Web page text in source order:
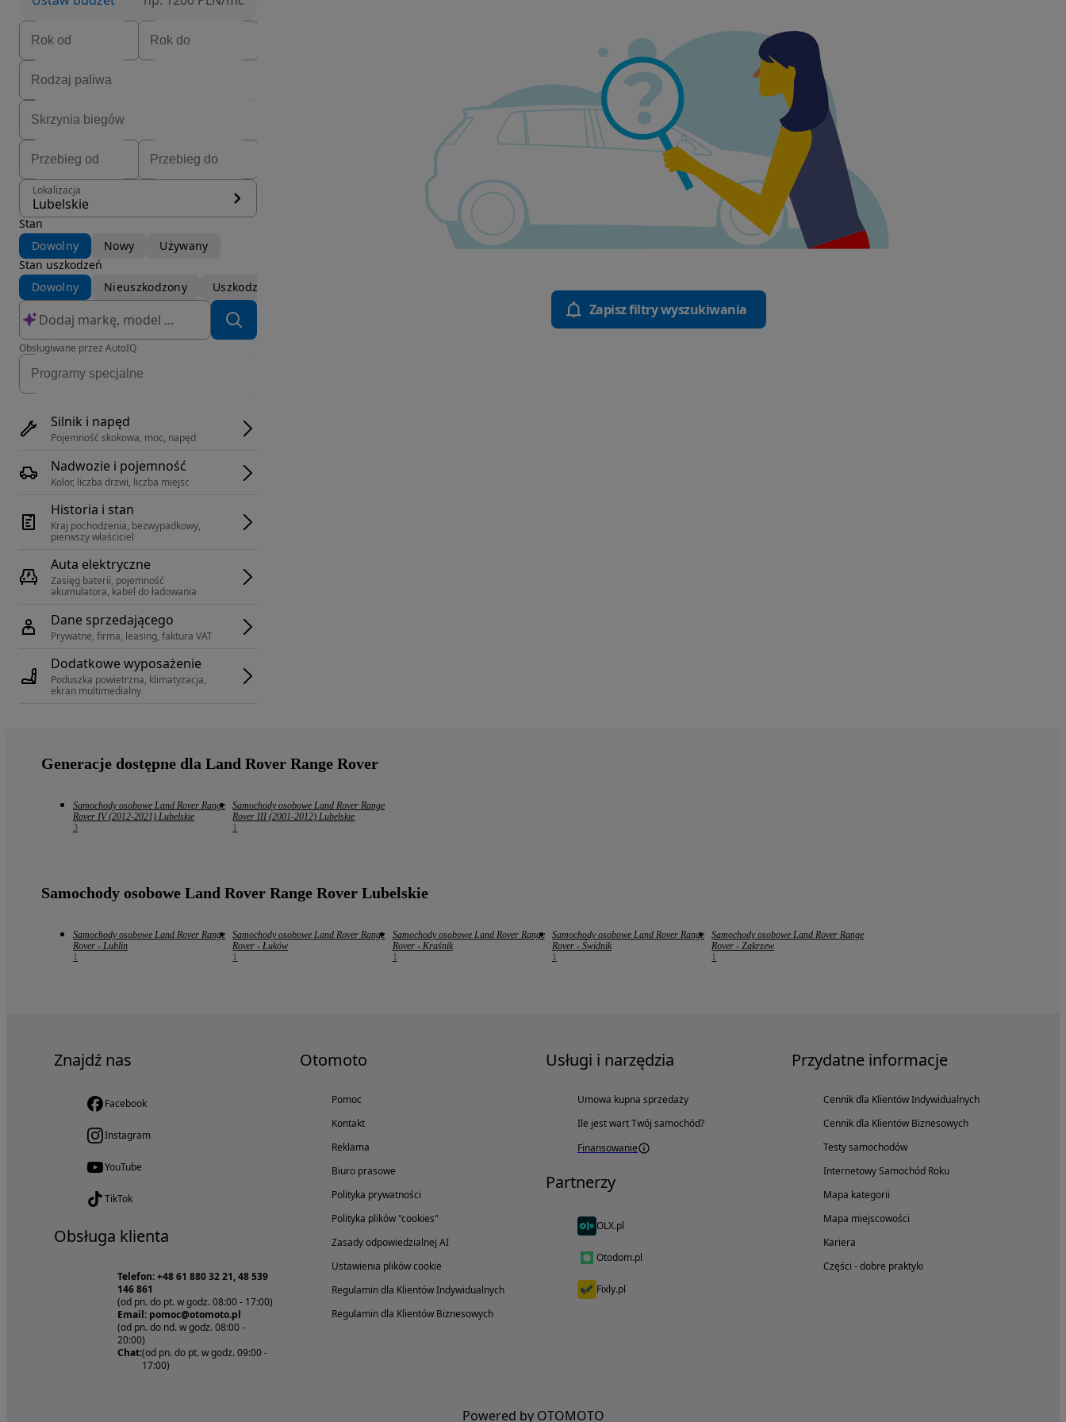
Lokalizacja
Lubelskie
Stan
Dowolny
Nowy
Używany
Stan uszkodzeń
Dowolny
Nieuszkodzony Uszkodzony
Obsługiwane przez AutoIQ
Silnik i napęd
Pojemność skokowa, moc, napęd
Nadwozie i pojemność
Kolor, liczba drzwi, liczba miejsc
Historia i stan
Kraj pochodzenia, bezwypadkowy,
pierwszy właściciel
Auta elektryczne
Zasięg baterii, pojemność
akumulatora, kabel do ładowania
Dane sprzedającego
Prywatne, firma, leasing, faktura VAT
Dodatkowe wyposażenie
Poduszka powietrzna, klimatyzacja,
ekran multimedialny
Zapisz filtry wyszukiwania
Generacje dostępne dla Land Rover Range Rover
Samochody osobowe Land Rover Range
Rover IV (2012-2021) Lubelskie
3
Samochody osobowe Land Rover Range
Rover III (2001-2012) Lubelskie
1
Samochody osobowe Land Rover Range Rover Lubelskie
Samochody osobowe Land Rover Range
Rover - Lublin
1
Samochody osobowe Land Rover Range
Rover - Łuków
1
Samochody osobowe Land Rover Range
Rover - Kraśnik
1
Samochody osobowe Land Rover Range
Rover - Świdnik
1
Samochody osobowe Land Rover Range
Rover - Zakrzew
1
Znajdź nas
Facebook
Instagram
YouTube
TikTok
Obsługa klienta
Telefon: +48 61 880 32 21, 48 539
146 861
(od pn. do pt. w godz. 08:00 - 17:00)
Email: pomoc@otomoto.pl
(od pn. do nd. w godz. 08:00 -
20:00)
Chat:(od pn. do pt. w godz. 09:00 -
17:00)
Otomoto
Pomoc
Kontakt
Reklama
Biuro prasowe
Polityka prywatności
Polityka plików "cookies"
Zasady odpowiedzialnej AI
Ustawienia plików cookie
Regulamin dla Klientów Indywidualnych
Regulamin dla Klientów Biznesowych
Usługi i narzędzia
Umowa kupna sprzedaży
Ile jest wart Twój samochód?
Finansowanie
Partnerzy
OLX.pl
Otodom.pl
Fixly.pl
Przydatne informacje
Cennik dla Klientów Indywidualnych
Cennik dla Klientów Biznesowych
Testy samochodów
Internetowy Samochód Roku
Mapa kategorii
Mapa miejscowości
Kariera
Części - dobre praktyki
Powered by OTOMOTO